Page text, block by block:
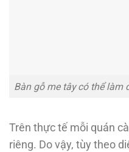
Bàn gỗ me tây có thể làm
Trên thực tế mỗi quán
riêng. Do vậy, tùy theo